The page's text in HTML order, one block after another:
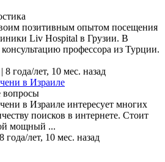
позитивным опытом посещения
Liv Hospital в Грузии. В
профессора из Турции.
| 8 года/лет, 10 мес. назад
в Израиле
в Израиле интересует многих
поисков в интернете. Стоит
мощный ...
8 года/лет, 10 мес. назад